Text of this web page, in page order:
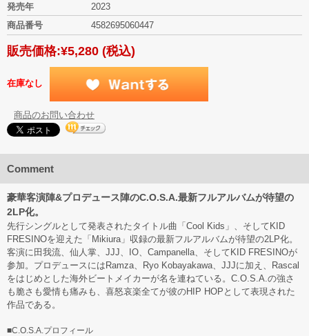
発売年
2023
商品番号
4582695060447
販売価格:¥5,280 (税込)
在庫なし
商品のお問い合わせ
Comment
豪華客演陣&プロデュース陣のC.O.S.A.最新フルアルバムが待望の
2LP化。
先行シングルとして発表されたタイトル曲「Cool Kids」、そしてKID
FRESINOを迎えた「Mikiura」収録の最新フルアルバムが待望の2LP化。
客演に田我流、仙人掌、JJJ、IO、Campanella、そしてKID FRESINOが
参加。プロデュースにはRamza、Ryo Kobayakawa、JJJに加え、Rascal
をはじめとした海外ビートメイカーが名を連ねている。C.O.S.A.の強さ
も脆さも愛情も痛みも、喜怒哀楽全てが彼のHIP HOPとして表現された
作品である。
■C.O.S.A.プロフィール